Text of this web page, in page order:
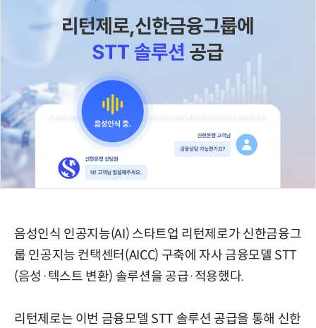
음성인식 인공지능(AI) 스타트업 리턴제로가 신한금융그
룹 인공지능 컨택센터(AICC) 구축에 자사 금융모델 STT
(음성·텍스트 변환) 솔루션을 공급·적용했다.
리턴제로는 이번 금융모델 STT 솔루션 공급을 통해 신한